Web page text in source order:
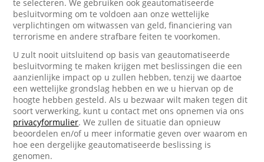
te selecteren. We gebruiken ook geautomatiseerde
besluitvorming om te voldoen aan onze wettelijke
verplichtingen om witwassen van geld, financiering van
terrorisme en andere strafbare feiten te voorkomen.
U zult nooit uitsluitend op basis van geautomatiseerde
besluitvorming te maken krijgen met beslissingen die een
aanzienlijke impact op u zullen hebben, tenzij we daartoe
een wettelijke grondslag hebben en we u hiervan op de
hoogte hebben gesteld. Als u bezwaar wilt maken tegen dit
soort verwerking, kunt u contact met ons opnemen via ons
privacyformulier. We zullen de situatie dan opnieuw
beoordelen en/of u meer informatie geven over waarom en
hoe een dergelijke geautomatiseerde beslissing is
genomen.